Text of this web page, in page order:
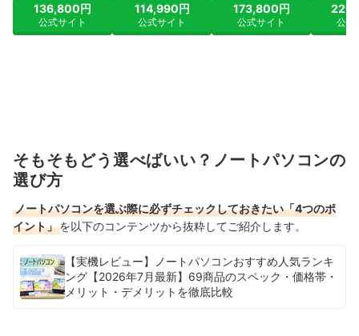
136,800円
公式サイト
114,990円
公式サイト
173,800円
公式サイト 公式
そもそもどう選べばいい？ノートパソコンの
選び方
ノートパソコンを選ぶ際に必ずチェックしておきたい「4つのポ
イント」を以下のコンテンツから抜粋してご紹介します。
【実機レビュー】ノートパソコンおすすめ人気ランキ
ング【2026年7月最新】69商品のスペック・価格帯・
メリット・デメリットを徹底比較